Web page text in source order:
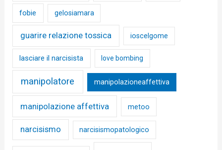
fobie gelosiamara
guarire relazione tossica ioscelgome
lasciare il narcisista love bombing
manipolatore manipolazioneaffettiva
manipolazione affettiva metoo
narcisismo narcisismopatologico